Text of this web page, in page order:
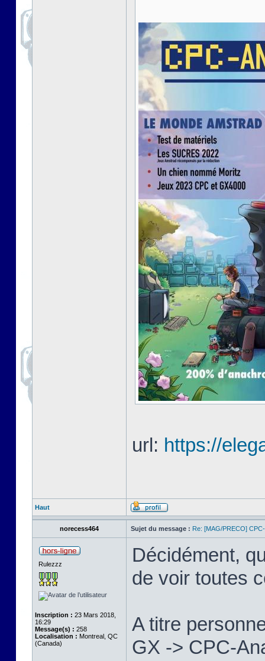
url: https://
Haut
norecess464 Sujet du message : Re: [MAG/PRECO]
Rulezzz
Inscription : 23 Mars 2018,
16:29
Message(s) : 258
Localisation : Montreal, QC
(Canada)
Décidément,
de voir toutes
A titre
GX -> CPC-